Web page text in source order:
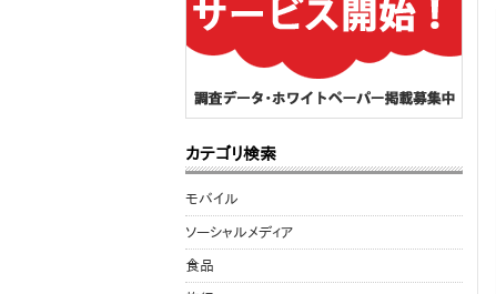
カテゴリ検索
モバイル
ソーシャルメディア
食品